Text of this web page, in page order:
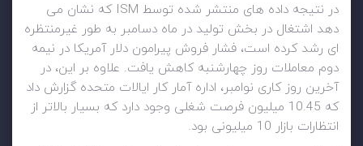
در نتیجه داده های منتشر شده توسط ISM که نشان می
دهد اشتغال در بخش تولید در ماه دسامبر به طور غیرمنتظره
ای رشد کرده است، فشار فروش پیرامون دلار آمریکا در نیمه
دوم معاملات روز چهارشنبه کاهش یافت. علاوه بر این، در
آخرین روز کاری نوامبر، اداره آمار کار ایالات متحده گزارش داد
که 10.45 میلیون فرصت شغلی وجود دارد که بسیار بالاتر از
انتظارات بازار 10 میلیونی بود.